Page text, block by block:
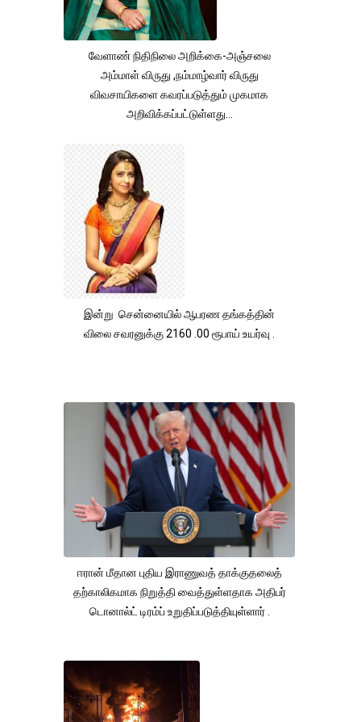
வேளாண் நிதிநிலை அறிக்கை-அஞ்சலை
அம்மாள் விருது ,நம்மாழ்வார் விருது
விவசாயிகளை கவரப்படுத்தும் முகமாக
அறிவிக்கப்பட்டுள்ளது...
இன்று சென்னையில் ஆபரண தங்கத்தின்
விலை சவரனுக்கு 2160 .00 ரூபாய் உயர்வு .
ஈரான் மீதான புதிய இராணுவத் தாக்குதலைத்
தற்காலிகமாக நிறுத்தி வைத்துள்ளதாக அதிபர்
டொனால்ட் டிரம்ப் உறுதிப்படுத்தியுள்ளார் .